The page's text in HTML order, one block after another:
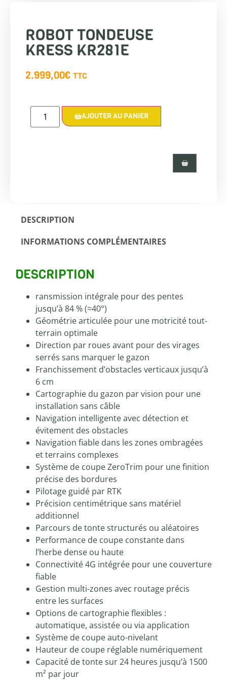
ROBOT TONDEUSE
KRESS KR281E
2.999,00€ TTC
AJOUTER AU PANIER
DESCRIPTION
INFORMATIONS COMPLÉMENTAIRES
DESCRIPTION
ransmission intégrale pour des pentes
jusqu’à 84 % (≈40°)
Géométrie articulée pour une motricité tout-
terrain optimale
Direction par roues avant pour des virages
serrés sans marquer le gazon
Franchissement d’obstacles verticaux jusqu’à
6 cm
Cartographie du gazon par vision pour une
installation sans câble
Navigation intelligente avec détection et
évitement des obstacles
Navigation fiable dans les zones ombragées
et terrains complexes
Système de coupe ZeroTrim pour une finition
précise des bordures
Pilotage guidé par RTK
Précision centimétrique sans matériel
additionnel
Parcours de tonte structurés ou aléatoires
Performance de coupe constante dans
l’herbe dense ou haute
Connectivité 4G intégrée pour une couverture
fiable
Gestion multi-zones avec routage précis
entre les surfaces
Options de cartographie flexibles :
automatique, assistée ou via application
Système de coupe auto-nivelant
Hauteur de coupe réglable numériquement
Capacité de tonte sur 24 heures jusqu’à 1500
m² par jour